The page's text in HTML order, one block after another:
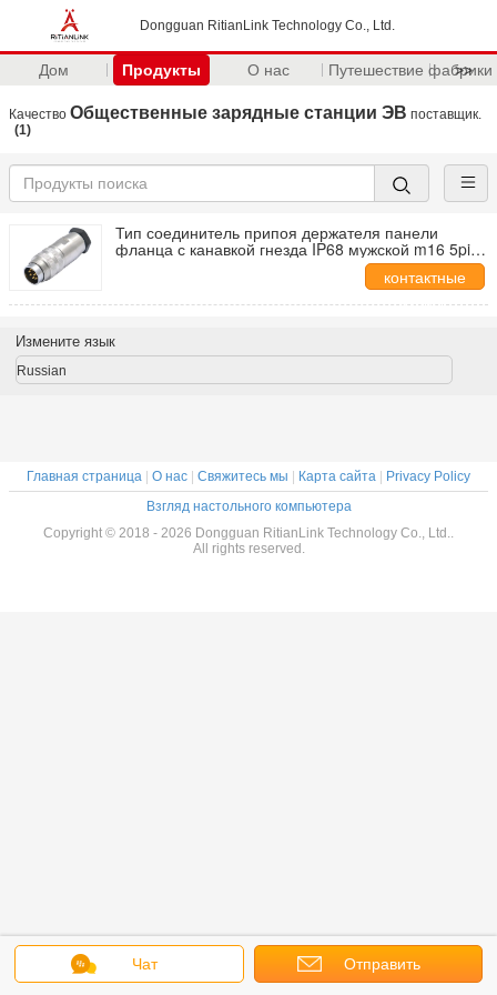
Dongguan RitianLink Technology Co., Ltd.
Дом Продукты О нас Путешествие фабрики
>>
Качество Общественные зарядные станции ЭВ поставщик.
(1)
Тип соединитель припоя держателя панели
фланца с канавкой гнезда IP68 мужской m16 5pin
контактные
данные
Чат Отправить
Измените язык
Russian
Главная страница О нас Свяжитесь мы Карта сайта
Privacy Policy
Взгляд настольного компьютера
Copyright © 2018 - 2026 Dongguan RitianLink Technology Co., Ltd..
All rights reserved.